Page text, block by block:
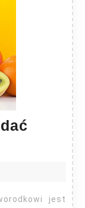
powinienem